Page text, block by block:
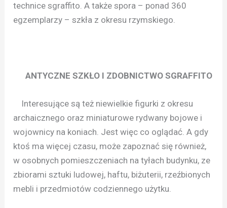
technice sgraffito. A także spora – ponad 360
egzemplarzy – szkła z okresu rzymskiego.
ANTYCZNE SZKŁO I ZDOBNICTWO SGRAFFITO
Interesujące są też niewielkie figurki z okresu
archaicznego oraz miniaturowe rydwany bojowe i
wojownicy na koniach. Jest więc co oglądać. A gdy
ktoś ma więcej czasu, może zapoznać się również,
w osobnych pomieszczeniach na tyłach budynku, ze
zbiorami sztuki ludowej, haftu, biżuterii, rzeźbionych
mebli i przedmiotów codziennego użytku.